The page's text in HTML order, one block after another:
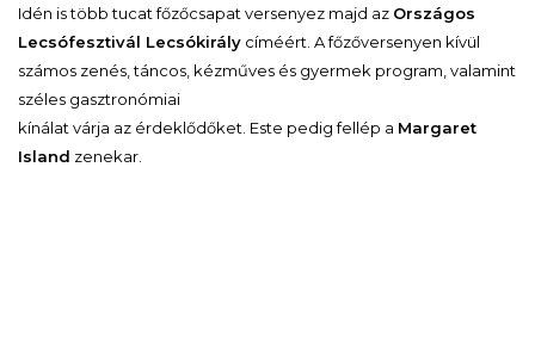
Idén is több tucat főzőcsapat versenyez majd az Országos
Lecsófesztivál Lecsókirály címéért. A főzőversenyen kívül
számos zenés, táncos, kézműves és gyermek program, valamint
széles gasztronómiai
kínálat várja az érdeklődőket. Este pedig fellép a Margaret
Island zenekar.